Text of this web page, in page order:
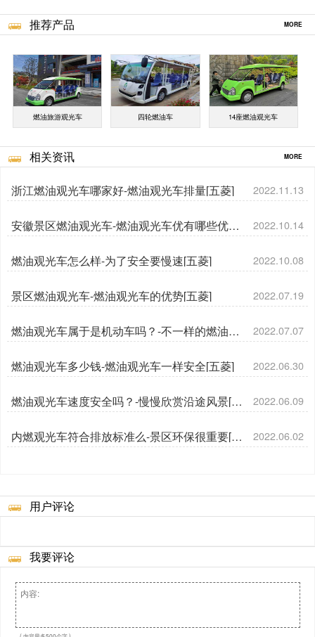
推荐产品 MORE
燃油旅游观光车 四轮燃油车 14座燃油观光车
相关资讯 MORE
浙江燃油观光车哪家好-燃油观光车排量[五菱] 2022.11.13
安徽景区燃油观光车-燃油观光车优有哪些优势
[五菱]
2022.10.14
燃油观光车怎么样-为了安全要慢速[五菱] 2022.10.08
景区燃油观光车-燃油观光车的优势[五菱] 2022.07.19
燃油观光车属于是机动车吗？-不一样的燃油车
[五菱]
2022.07.07
燃油观光车多少钱-燃油观光车一样安全[五菱] 2022.06.30
燃油观光车速度安全吗？-慢慢欣赏沿途风景[五
菱]
2022.06.09
内燃观光车符合排放标准么-景区环保很重要[五
菱]
2022.06.02
用户评论
我要评论